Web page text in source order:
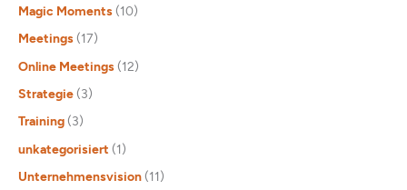
Magic Moments (10)
Meetings (17)
Online Meetings (12)
Strategie (3)
Training (3)
unkategorisiert (1)
Unternehmensvision (11)